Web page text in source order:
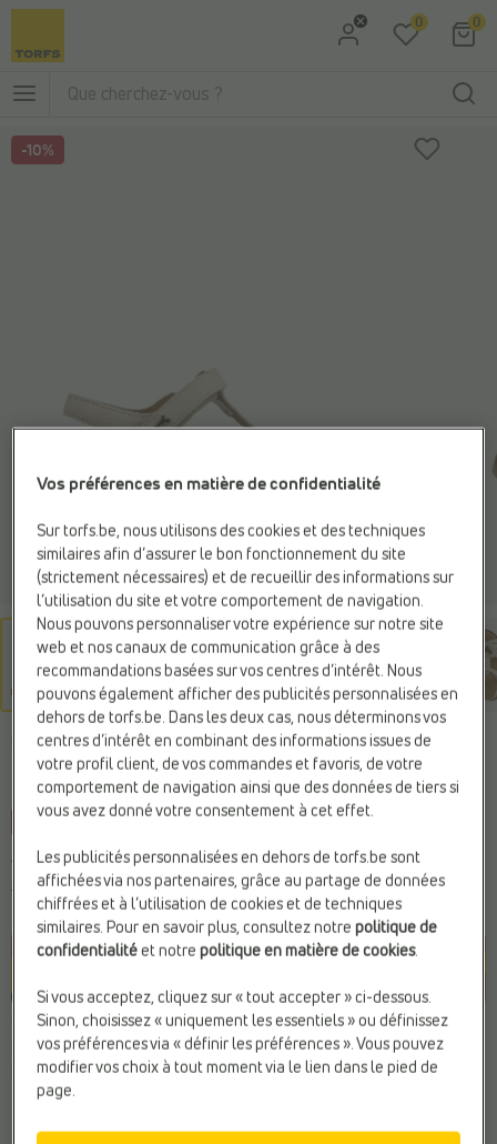
Aller au menu principal
0 0
-10%
STONES AND BONES
Sandales or
Vous économisez10,00 €
99,99 € 89,99 €
Prix le plus bas précédent :89,99 €
Couleur
Vos préférences en matière de confidentialité
Sur torfs.be, nous utilisons des cookies et des techniques
similaires afin d’assurer le bon fonctionnement du site
(strictement nécessaires) et de recueillir des informations sur
l’utilisation du site et votre comportement de navigation.
Nous pouvons personnaliser votre expérience sur notre site
web et nos canaux de communication grâce à des
recommandations basées sur vos centres d’intérêt. Nous
pouvons également afficher des publicités personnalisées en
dehors de torfs.be. Dans les deux cas, nous déterminons vos
centres d’intérêt en combinant des informations issues de
votre profil client, de vos commandes et favoris, de votre
comportement de navigation ainsi que des données de tiers si
vous avez donné votre consentement à cet effet.
Les publicités personnalisées en dehors de torfs.be sont
affichées via nos partenaires, grâce au partage de données
chiffrées et à l’utilisation de cookies et de techniques
similaires. Pour en savoir plus, consultez notre politique de
confidentialité et notre politique en matière de cookies.
Si vous acceptez, cliquez sur « tout accepter » ci-dessous.
Sinon, choisissez « uniquement les essentiels » ou définissez
vos préférences via « définir les préférences ». Vous pouvez
modifier vos choix à tout moment via le lien dans le pied de
page.